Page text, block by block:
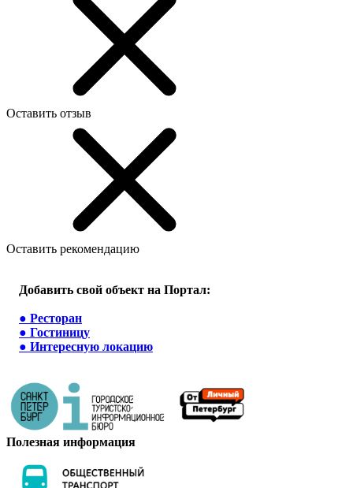
Оставить отзыв
Оставить рекомендацию
Добавить свой объект на Портал:
● Ресторан
● Гостиницу
● Интересную локацию
Полезная информация